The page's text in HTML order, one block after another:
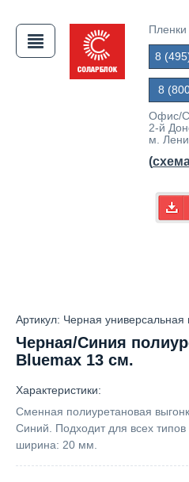
Пленки
8
8
Офис/
2-й
м.
(
Артикул: Черная универсальная
Черная/Синия
Bluemax 13 см.
Характеристики:
Сменная полиуретановая
Синий. Подходит для всех
ширина: 20 мм.